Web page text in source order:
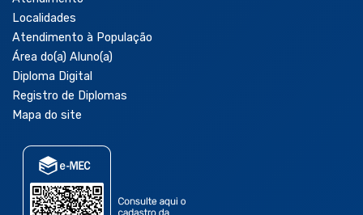
Localidades
Atendimento à População
Área do(a) Aluno(a)
Diploma Digital
Registro de Diplomas
Mapa do site